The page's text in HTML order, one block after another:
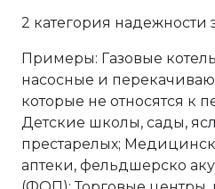
2 категория надежности
Примеры: Газовые
насосные и
которые не относятся к
Детские школы, сады,
престарелых;
аптеки, фельдшерско